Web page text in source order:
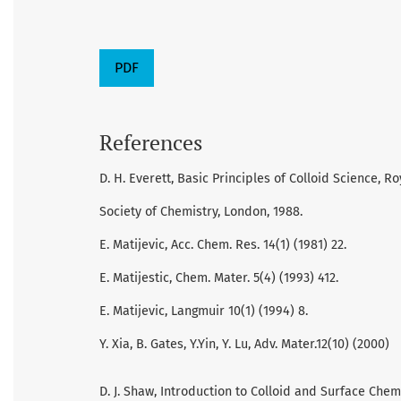
PDF
References
D. H. Everett, Basic Principles of Colloid Science,
Society of Chemistry, London, 1988.
E. Matijevic, Acc. Chem. Res. 14(1) (1981) 22.
E. Matijestic, Chem. Mater. 5(4) (1993) 412.
E. Matijevic, Langmuir 10(1) (1994) 8.
Y. Xia, B. Gates, Y.Yin, Y. Lu, Adv. Mater.12(10) (2000)
D. J. Shaw, Introduction to Colloid and Surface